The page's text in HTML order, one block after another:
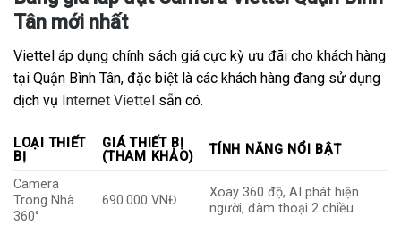
Tân mới nhất
Viettel áp dụng chính sách giá cực kỳ ưu đãi cho khách hàng
tại Quận Bình Tân, đặc biệt là các khách hàng đang sử dụng
dịch vụ Internet Viettel sẵn có.
LOẠI THIẾT
BỊ
GIÁ THIẾT BỊ
(THAM KHẢO)
TÍNH NĂNG NỔI BẬT
Camera
Trong Nhà
360°
690.000 VNĐ
Xoay 360 độ, AI phát hiện
người, đàm thoại 2 chiều